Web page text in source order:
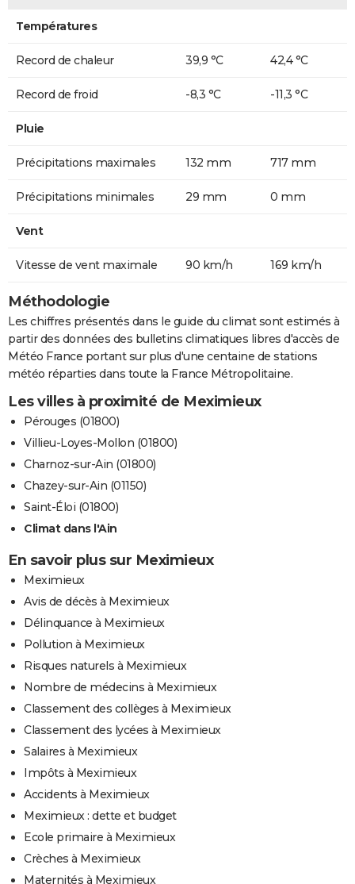
Températures
Record de chaleur 39,9 °C 42,4 °C
Record de froid -8,3 °C -11,3 °C
Pluie
Précipitations maximales 132 mm 717 mm
Précipitations minimales 29 mm 0 mm
Vent
Vitesse de vent maximale 90 km/h 169 km/h
Méthodologie
Les chiffres présentés dans le guide du climat sont estimés à
partir des données des bulletins climatiques libres d'accès de
Météo France portant sur plus d'une centaine de stations
météo réparties dans toute la France Métropolitaine.
Les villes à proximité de Meximieux
Pérouges (01800)
Villieu-Loyes-Mollon (01800)
Charnoz-sur-Ain (01800)
Chazey-sur-Ain (01150)
Saint-Éloi (01800)
Climat dans l'Ain
En savoir plus sur Meximieux
Meximieux
Avis de décès à Meximieux
Délinquance à Meximieux
Pollution à Meximieux
Risques naturels à Meximieux
Nombre de médecins à Meximieux
Classement des collèges à Meximieux
Classement des lycées à Meximieux
Salaires à Meximieux
Impôts à Meximieux
Accidents à Meximieux
Meximieux : dette et budget
Ecole primaire à Meximieux
Crèches à Meximieux
Maternités à Meximieux